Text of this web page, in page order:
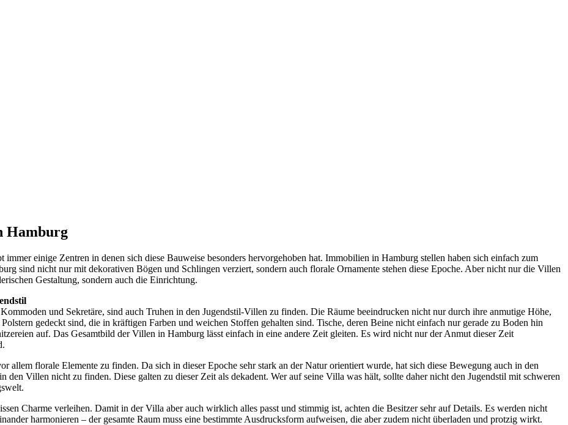
Hamburg
einige Zentren in denen sich diese Bauweise besonders hervorgehoben hat. Immobilien in Hamburg stellen haben sich einfach zum
sind nicht nur mit dekorativen Bögen und Schlingen verziert, sondern auch florale Ornamente stehen diese Epoche. Aber nicht nur die Villen
Gestaltung, sondern auch die Einrichtung.
und Sekretäre, sind auch Truhen in den Jugendstil-Villen zu finden. Die Räume beeindrucken nicht nur durch ihre anmutige Höhe,
gedeckt sind, die in kräftigen Farben und weichen Stoffen gehalten sind. Tische, deren Beine nicht einfach nur gerade zu Boden hin
auf. Das Gesamtbild der Villen in Hamburg lässt einfach in eine andere Zeit gleiten. Es wird nicht nur der Anmut dieser Zeit
allem florale Elemente zu finden. Da sich in dieser Epoche sehr stark an der Natur orientiert wurde, hat sich diese Bewegung auch in den
den Villen nicht zu finden. Diese galten zu dieser Zeit als dekadent. Wer auf seine Villa was hält, sollte daher nicht den Jugendstil mit schweren
Charme verleihen. Damit in der Villa aber auch wirklich alles passt und stimmig ist, achten die Besitzer sehr auf Details. Es werden nicht
harmonieren – der gesamte Raum muss eine bestimmte Ausdrucksform aufweisen, die aber zudem nicht überladen und protzig wirkt.